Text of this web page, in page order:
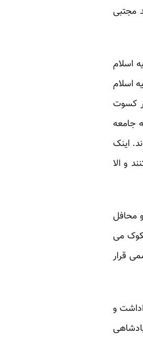
مجتبی
اسلام
اسلام
کسوت
جامعه
اینک
و الا
محافل
می
قرار
و